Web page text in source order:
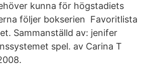
kunna för högstadiets
följer bokserien Favoritlista
Sammanställd av: jenifer
spel. av Carina T